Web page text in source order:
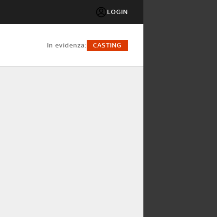
LOGIN
in evidenza: CASTING